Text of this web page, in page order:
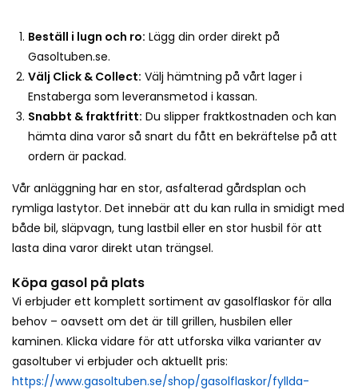
Beställ i lugn och ro: Lägg din order direkt på
Gasoltuben.se.
Välj Click & Collect: Välj hämtning på vårt lager i
Enstaberga som leveransmetod i kassan.
Snabbt & fraktfritt: Du slipper fraktkostnaden och kan
hämta dina varor så snart du fått en bekräftelse på att
ordern är packad.
Vår anläggning har en stor, asfalterad gårdsplan och
rymliga lastytor. Det innebär att du kan rulla in smidigt med
både bil, släpvagn, tung lastbil eller en stor husbil för att
lasta dina varor direkt utan trängsel.
Köpa gasol på plats
Vi erbjuder ett komplett sortiment av gasolflaskor för alla
behov – oavsett om det är till grillen, husbilen eller
kaminen. Klicka vidare för att utforska vilka varianter av
gasoltuber vi erbjuder och aktuellt pris:
https://www.gasoltuben.se/shop/gasolflaskor/fyllda-